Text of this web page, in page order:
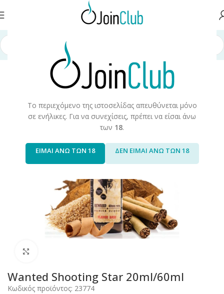
Το περιεχόμενο της ιστοσελίδας απευθύνεται μόνο
σε ενήλικες. Για να συνεχίσεις, πρέπει να είσαι άνω
των 18.
ΕΙΜΑΙ ΑΝΩ ΤΩΝ 18 ΔΕΝ ΕΙΜΑΙ ΑΝΩ ΤΩΝ 18
σελίδα Υγρά Αναπλήρωσης
Wanted Shooting Star 20ml/60ml
Κωδικός προϊόντος: 23774